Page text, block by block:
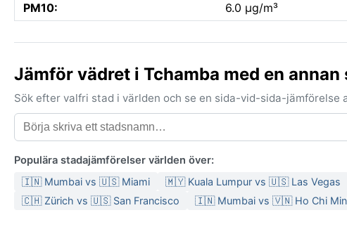
PM10:
6.0 µg/m³
Jämför vädret i Tchamba med en annan
Sök efter valfri stad i världen och se en sida-vid-sida-jämförelse
Populära stadajämförelser världen över:
🇮🇳 Mumbai vs 🇺🇸 Miami 🇲🇾 Kuala Lumpur vs 🇺🇸 Las Vegas
🇨🇭 Zürich vs 🇺🇸 San Francisco
🇮🇳 Mumbai vs 🇻🇳 Ho Chi